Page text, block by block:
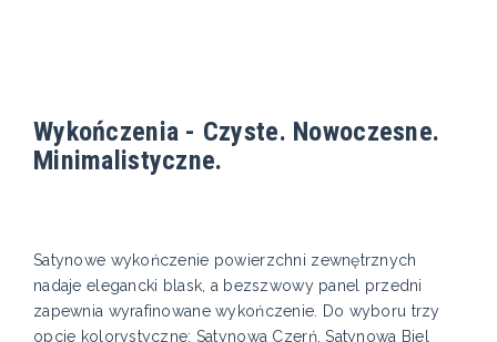
Wykończenia - Czyste. Nowoczesne.
Minimalistyczne.
Satynowe wykończenie powierzchni zewnętrznych
nadaje elegancki blask, a bezszwowy panel przedni
zapewnia wyrafinowane wykończenie. Do wyboru trzy
opcje kolorystyczne: Satynowa Czerń, Satynowa Biel